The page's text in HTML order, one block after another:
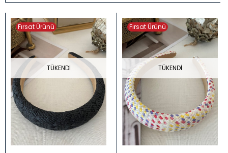
TÜKENDI
Fırsat Ürünü
TÜKENDI
Fırsat Ürünü